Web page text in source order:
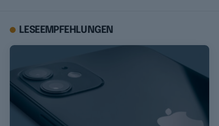
LESEEMPFEHLUNGEN